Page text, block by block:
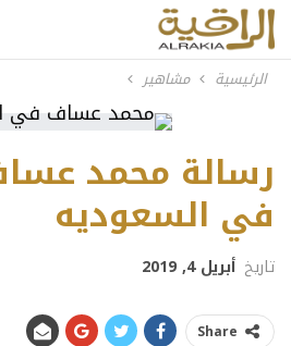
الرئيسية مشاهير
رسالة محمد
في السعوديه
تاريخ أبريل 4, 2019
Share